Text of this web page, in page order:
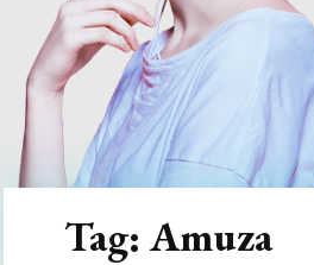
Tag: Amuza